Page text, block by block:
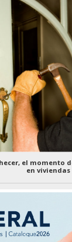
el momento
en viviendas